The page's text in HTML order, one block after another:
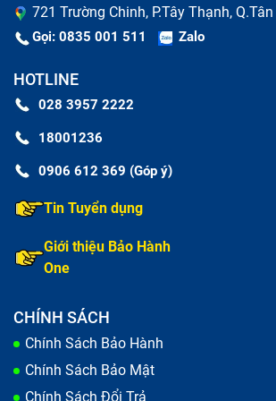
có thể yên tâm tập trung làm việc,
trong thời gian dài và hiệu quả hơn,
cho bạn và có thể làm việc ở bất cứ
phải lo nghĩ việc tìm ổ cắm điện.
Thêm một lý do nữa vì nếu bạn không
lâu có thể dẫn tới hỏng các bộ
tiền hơn để sửa chữa laptop Acer
721 Trường Chinh, P.Tây Thạnh, Q.Tân
Gọi: 0835 001 511 Zalo
HOTLINE
028 3957 2222
18001236
0906 612 369 (Góp ý)
Tin Tuyển dụng
Giới thiệu Bảo Hành
One
CHÍNH SÁCH
Chính Sách Bảo Hành
Chính Sách Bảo Mật
Chính Sách Đổi Trả